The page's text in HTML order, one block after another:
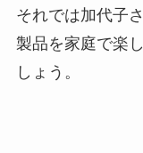
それでは加代子
製品を家庭で楽
しょう。